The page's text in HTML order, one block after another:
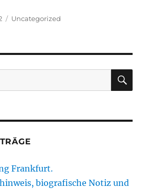
Kategorien
Uncategorized
Frankfurt.
biografische Notiz und